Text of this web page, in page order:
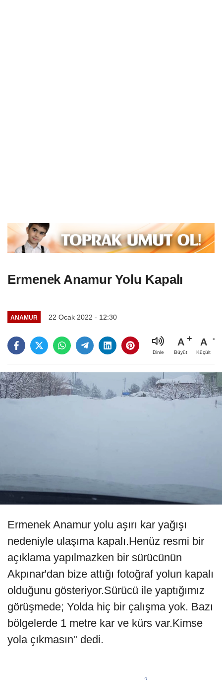
Ermenek Anamur Yolu Kapalı
ANAMUR 22 Ocak 2022 - 12:30
Dinle
A
Büyüt
A
Küçült
Ermenek Anamur yolu aşırı kar yağışı
nedeniyle ulaşıma kapalı.Henüz resmi bir
açıklama yapılmazken bir sürücünün
Akpınar'dan bize attığı fotoğraf yolun kapalı
olduğunu gösteriyor.Sürücü ile yaptığımız
görüşmede; Yolda hiç bir çalışma yok. Bazı
bölgelerde 1 metre kar ve kürs var.Kimse
yola çıkmasın" dedi.